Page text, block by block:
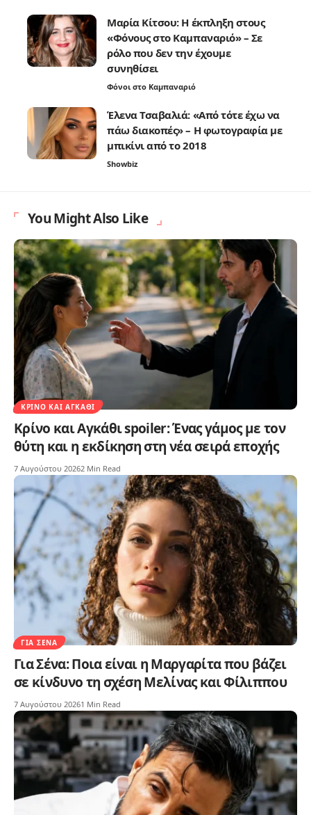
Μαρία Κίτσου: Η έκπληξη στους
«Φόνους στο Καμπαναριό» – Σε
ρόλο που δεν την έχουμε
συνηθίσει
Φόνοι στο Καμπαναριό
Έλενα Τσαβαλιά: «Από τότε έχω να
πάω διακοπές» – Η φωτογραφία με
μπικίνι από το 2018
Showbiz
You Might Also Like
ΚΡΊΝΟ ΚΑΙ ΑΓΚΆΘΙ
Κρίνο και Αγκάθι spoiler: Ένας γάμος με τον
θύτη και η εκδίκηση στη νέα σειρά εποχής
7 Αυγούστου 20262 Min Read
ΓΙΑ ΣΈΝΑ
Για Σένα: Ποια είναι η Μαργαρίτα που βάζει
σε κίνδυνο τη σχέση Μελίνας και Φίλιππου
7 Αυγούστου 20261 Min Read